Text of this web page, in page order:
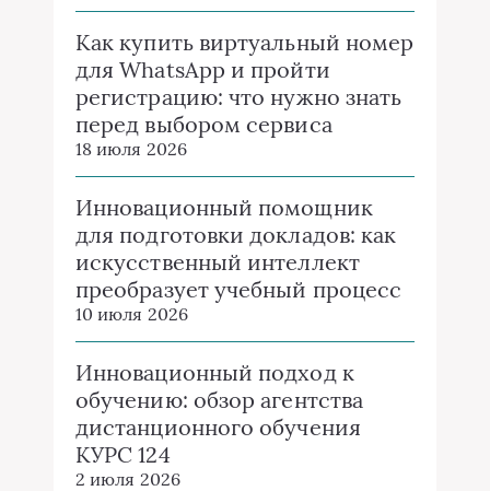
Как купить виртуальный номер
для WhatsApp и пройти
регистрацию: что нужно знать
перед выбором сервиса
18 июля 2026
Инновационный помощник
для подготовки докладов: как
искусственный интеллект
преобразует учебный процесс
10 июля 2026
Инновационный подход к
обучению: обзор агентства
дистанционного обучения
КУРС 124
2 июля 2026